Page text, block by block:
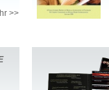
>>